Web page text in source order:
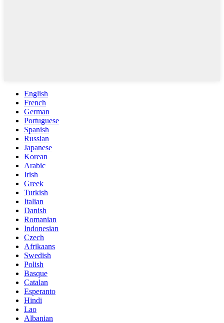
English
French
German
Portuguese
Spanish
Russian
Japanese
Korean
Arabic
Irish
Greek
Turkish
Italian
Danish
Romanian
Indonesian
Czech
Afrikaans
Swedish
Polish
Basque
Catalan
Esperanto
Hindi
Lao
Albanian